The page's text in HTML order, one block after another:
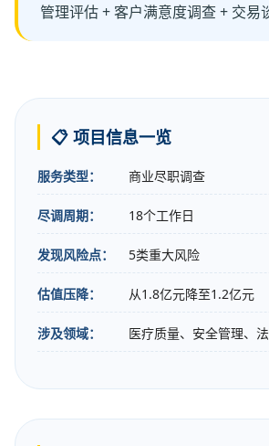
管理评估 + 客户满意度调查 + 交易
📋 项目信息一览
服务类型： 商业尽职调查
尽调周期： 18个工作日
发现风险点： 5类重大风险
估值压降： 从1.8亿元降至1.2亿元
涉及领域： 医疗质量、安全管理、